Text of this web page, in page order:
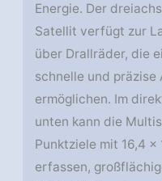
Energie. Der
Satellit verfügt zur
über Drallräder, die
schnelle und präzise
ermöglichen. Im
unten kann die
Punktziele mit 16,4 x
erfassen,